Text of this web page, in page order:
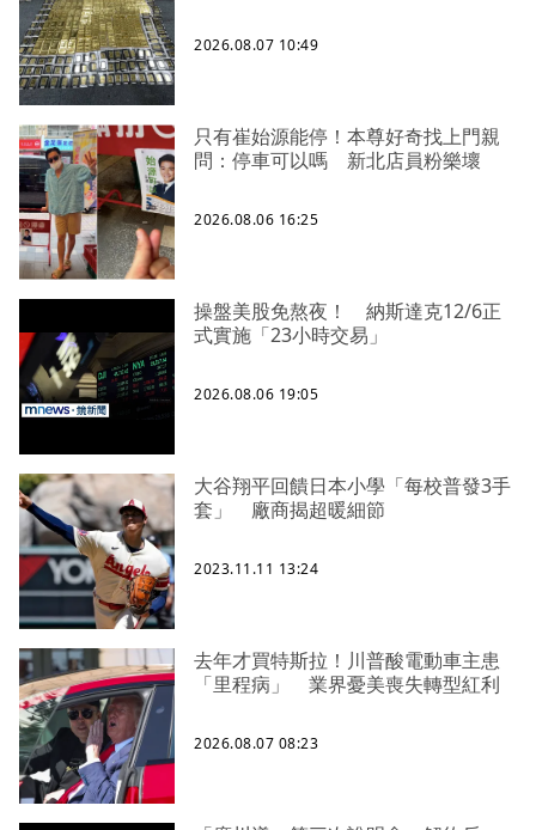
2026.08.07 10:49
只有崔始源能停！本尊好奇找上門親
問：停車可以嗎 新北店員粉樂壞
2026.08.06 16:25
操盤美股免熬夜！ 納斯達克12/6正
式實施「23小時交易」
2026.08.06 19:05
大谷翔平回饋日本小學「每校普發3手
套」 廠商揭超暖細節
2023.11.11 13:24
去年才買特斯拉！川普酸電動車主患
「里程病」 業界憂美喪失轉型紅利
2026.08.07 08:23